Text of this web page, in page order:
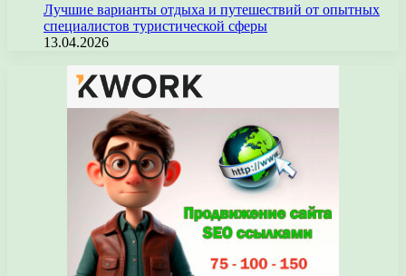
Лучшие варианты отдыха и путешествий от опытных
специалистов туристической сферы
13.04.2026